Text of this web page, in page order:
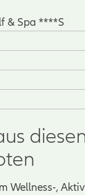
& Spa ****S
diesen
Wellness-,